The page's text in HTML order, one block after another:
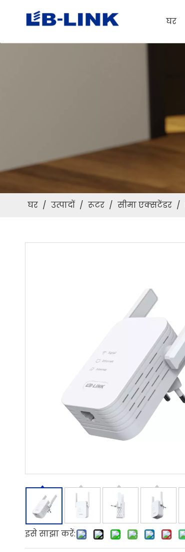
घर
घर / उत्पादों / रूटर / सीमा एक्सटेंडर /
इसे साझा करें: